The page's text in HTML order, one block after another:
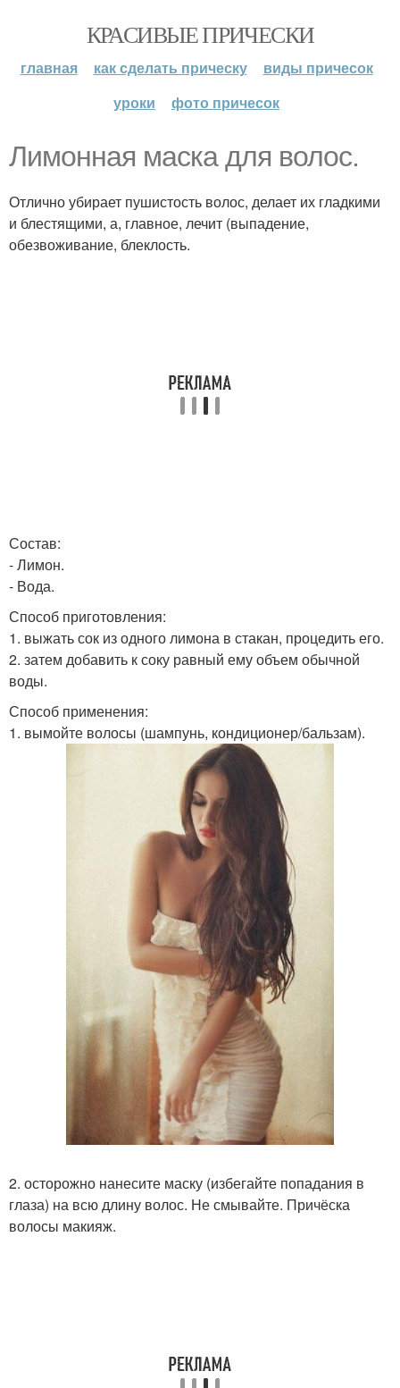
КРАСИВЫЕ ПРИЧЕСКИ
главная как сделать прическу
виды причесок
уроки
фото причесок
Лимонная маска для волос.
Отлично убирает пушистость волос, делает их гладкими
и блестящими, а, главное, лечит (выпадение,
обезвоживание, блеклость.
Состав:
- Лимон.
- Вода.
Способ приготовления:
1. выжать сок из одного лимона в стакан, процедить его.
2. затем добавить к соку равный ему объем обычной
воды.
Способ применения:
1. вымойте волосы (шампунь, кондиционер/бальзам).
2. осторожно нанесите маску (избегайте попадания в
глаза) на всю длину волос. Не смывайте. Причёска
волосы макияж.